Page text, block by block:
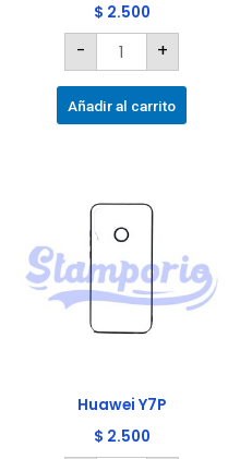
$ 2.500
- +
Añadir al carrito
Huawei Y7P
$ 2.500
cantidad